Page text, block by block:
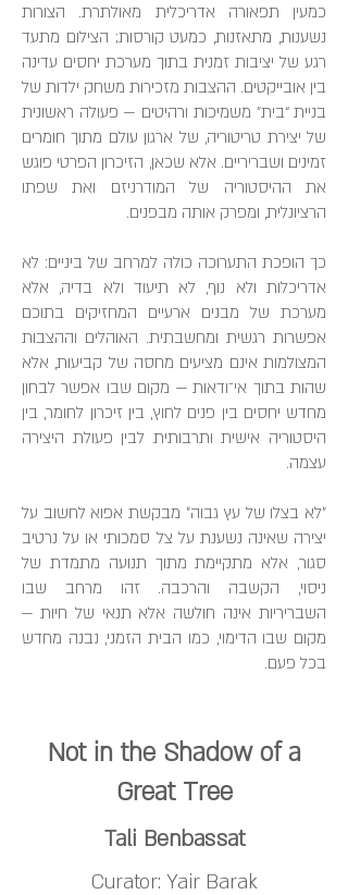
כמעין תפאורה אדריכלית מאולתרת. הצורות
נשענות, מתאזנות, כמעט קורסות; הצילום מתעד
רגע של יציבות זמנית בתוך מערכת יחסים עדינה
בין אובייקטים. ההצבות מזכירות משחק ילדות של
בניית “בית” משמיכות ורהיטים — פעולה ראשונית
של יצירת טריטוריה, של ארגון עולם מתוך חומרים
זמינים ושבריריים. אלא שכאן, הזיכרון הפרטי פוגש
את ההיסטוריה של המודרניזם ואת שפתו
הרציונלית, ומפרק אותה מבפנים.
כך הופכת התערוכה כולה למרחב של ביניים: לא
אדריכלות ולא נוף, לא תיעוד ולא בדיה, אלא
מערכת של מבנים ארעיים המחזיקים בתוכם
אפשרות רגשית ומחשבתית. האוהלים וההצבות
המצולמות אינם מציעים מחסה של קביעות, אלא
שהות בתוך אי־ודאות — מקום שבו אפשר לבחון
מחדש יחסים בין פנים לחוץ, בין זיכרון לחומר, בין
היסטוריה אישית ותרבותית לבין פעולת היצירה
עצמה.
״לא בצלו של עץ גבוה״ מבקשת אפוא לחשוב על
יצירה שאינה נשענת על צל סמכותי או על נרטיב
סגור, אלא מתקיימת מתוך תנועה מתמדת של
ניסוי, הקשבה והרכבה. זהו מרחב שבו
השבריריות אינה חולשה אלא תנאי של חיות —
מקום שבו הדימוי, כמו הבית הזמני, נבנה מחדש
בכל פעם.
Not in the Shadow of a
Great Tree
Tali Benbassat
Curator: Yair Barak